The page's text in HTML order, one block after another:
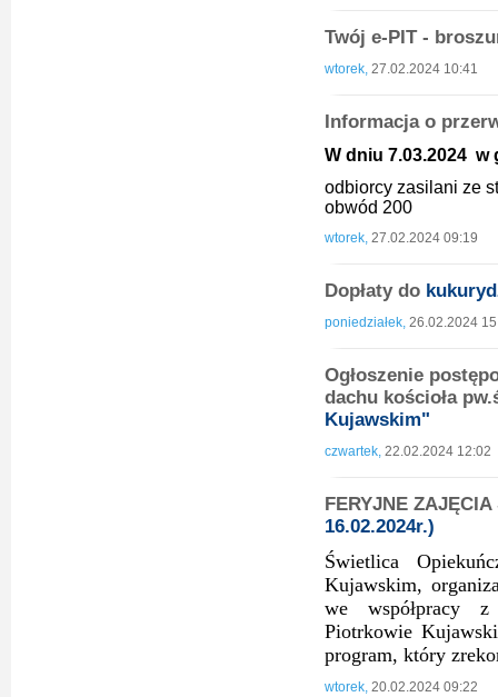
Twój e-PIT -
wtorek, 27.02.2024 10:41
Informacja o
W dniu 7.03.2024 w
odbiorcy zasilani ze
obwód 200
wtorek, 27.02.2024 09:19
Dopłaty do
poniedziałek, 26.02.2024
Ogłoszenie
dachu kościoła
Kujawskim"
czwartek, 22.02.2024 12:02
FERYJNE
16.02.2024r.)
Świetlica
Kujawskim,
we współpracy
Piotrkowie
program, który
wtorek, 20.02.2024 09:22